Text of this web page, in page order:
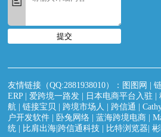
提交
友情链接（QQ:2881938010）： 图图网 |
ERP|爱跨境一路发 日本电商平台入驻 |
航 |链接宝贝 |跨境市场人 |跨信通 |
户开发软件
卧兔网络 |蓝海跨境电商 |
统
比肩出海|跨信通科技 比特浏览器 |